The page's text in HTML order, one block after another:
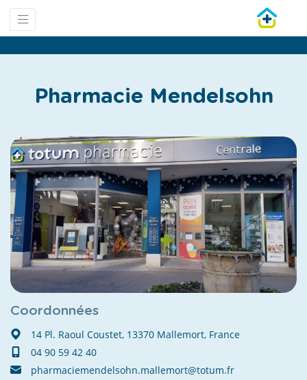
Pharmacie Mendelsohn
Coordonnées
14 Pl. Raoul Coustet, 13370 Mallemort, France
04 90 59 42 40
pharmaciemendelsohn.mallemort@totum.fr